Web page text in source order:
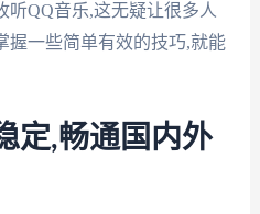
听QQ音乐,这无疑让很多人
握一些简单有效的技巧,就能
定,畅通国内外